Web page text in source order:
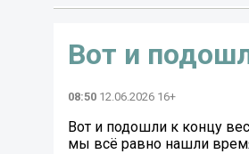
Вот и
08:50 12.06.2026 16+
Вот и подошли к концу
мы всё равно нашли